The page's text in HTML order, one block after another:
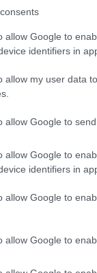
allow Google to
identifiers in
allow my user data
allow Google to
allow Google to
identifiers in
allow Google to
allow Google to
βομβών